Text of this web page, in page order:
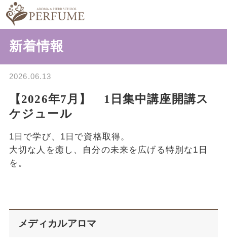
新着情報
2026.06.13
【2026年7月】 1日集中講座開講ス
ケジュール
1日で学び、1日で資格取得。
大切な人を癒し、自分の未来を広げる特別な1日
を。
メディカルアロマ